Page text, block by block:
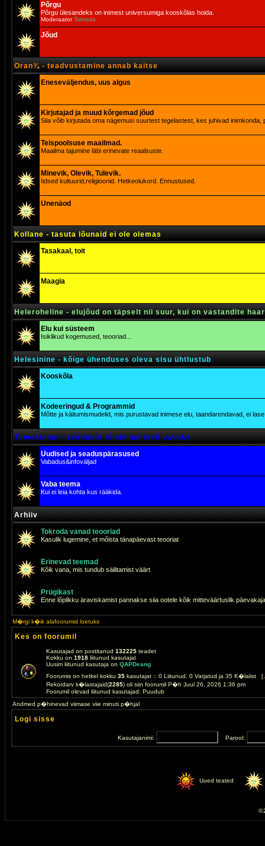
Põrgu
Põrgu ülesandeks on inimest universumiga kooskõlas hoida.
ModeraatorTokroda
Jõud
Oran¾ - teadvustamine annab kaitse
Eneseväljendus, uus algus
Kirjutajad ja muud kõrgemad jõud
Siia võib kirjutada oma nägemusi suurtest tegelastest, kes juhivad inimkonda,
Teispoolsuse maailmad.
Maailma tajumine läbi erinevate reaalsuste.
Minevik, Olevik, Tulevik.
Iidsed kultuurid,religioonid. Hetkeolukord. Ennustused.
Unenäod
Kollane - tasuta lõunaid ei ole olemas
Tasakaal, toit
Maagia
Heleroheline - elujõud on täpselt nii suur, kui on vastandite
Elu kui süsteem
Isiklikud kogemused, teooriad...
Helesinine - kõige ühenduses oleva sisu ühtlustub
Kooskõla
Kodeeringud & Programmid
Mõtte ja käitumismudelid, mis purustavad inimese elu, taandarendavad, ei
Tumesinine - seaduste tundmine teeb vabaks
Uudised ja seaduspärasused
Vabadus&infoväljad
Vaba teema
Kui ei leia kohta kus rääkida.
Arhiiv
Tokroda vanad teooriad
Kasulik lugemine, et mõista tänapäevast teooriat
Erinevad teemad
Kõik vana, mis tundub säilitamist väärt
Prügikast
Enne lõplikku äraviskamist pannakse siia ootele kõik mitteväärtuslik
M�rgi k�ik alafoorumid loetuks
Kes on foorumil
Kasutajad on postitanud 132225 teadet
Kokku on 1918 liitunud kasutajat
Uusim liitunud kasutaja on QAPDeang
Foorumis on hetkel kokku 35 kasutajat :: 0 Liitunud, 0 Varjatud ja 35 K�lalist [
Rekordarv k�lastajaid(2285) oli siin foorumil P�h Juul 26, 2026 1:36 pm
Foorumil olevad liitunud kasutajad: Puudub
Andmed p�hinevad viimase viie minuti p�hjal
Logi sisse
Kasutajanimi: Parool:
Uued teated
©